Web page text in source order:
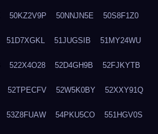
50KZ2V9P 50NNJN5E 50S8F1Z0
51D7XGKL 51JUGSIB 51MY24WU
522X4O28 52D4GH9B 52FJKYTB
52TPECFV 52W5K0BY 52XXY91Q
53Z8FUAW 54PKU5CO 551HGV0S